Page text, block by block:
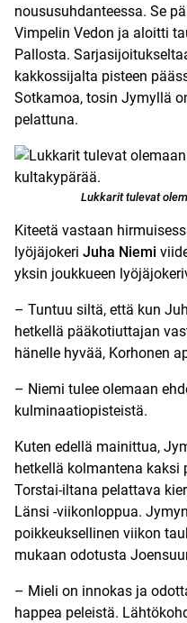
noususuhdanteessa. Se
Vimpelin Vedon ja aloitti
Pallosta.
kakkossijalta pisteen
Sotkamoa, tosin Jymyllä
pelattuna.
Lukkarit tulevat
Kiteetä vastaan
lyöjäjokeri Juha Niemi
yksin joukkueen
– Tuntuu siltä, että kun
hetkellä pääkotiuttajan
hänelle hyvää, Korhonen
– Niemi tulee olemaan
kulminaatiopisteistä.
Kuten edellä mainittua,
hetkellä kolmantena
Torstai-iltana pelattava
Länsi -viikonloppua.
poikkeuksellinen viikon
mukaan odotusta
– Mieli on innokas ja
happea peleistä.